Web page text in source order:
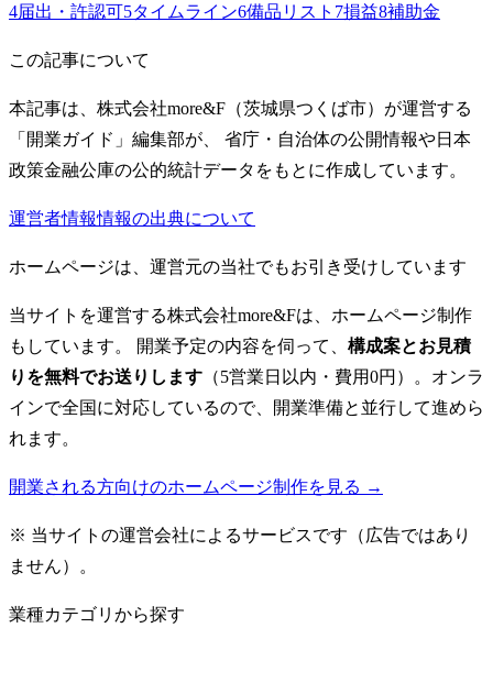
4届出・許認可5タイムライン6備品リスト 7損益8補助金
この記事について
本記事は、株式会社more&F（茨城県つくば市）が運営する
「開業ガイド」編集部が、 省庁・自治体の公開情報や日本
政策金融公庫の公的統計データをもとに作成しています。
運営者情報情報の出典について
ホームページは、運営元の当社でもお引き受けしています
当サイトを運営する株式会社more&Fは、ホームページ制作
もしています。 開業予定の内容を伺って、 構成案とお見積
りを無料でお送りします （5営業日以内・費用0円）。オンラ
インで全国に対応しているので、開業準備と並行して進めら
れます。
開業される方向けのホームページ制作を見る →
※ 当サイトの運営会社によるサービスです（広告ではあり
ません）。
業種カテゴリから探す